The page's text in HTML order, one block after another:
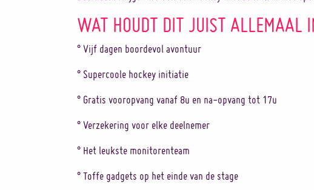
WAT HOUDT DIT JUIST ALLEMAAL
° Vijf dagen boordevol avontuur
° Supercoole hockey initiatie
° Gratis vooropvang vanaf 8u en na-opvang tot 17u
° Verzekering voor elke deelnemer
° Het leukste monitorenteam
° Toffe gadgets op het einde van de stage